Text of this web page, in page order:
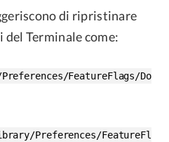
di ripristinare
del Terminale come:
FeatureFlags/Do
Preferences/FeatureFl